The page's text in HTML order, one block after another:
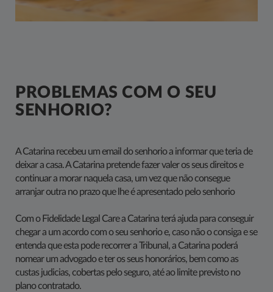
PROBLEMAS COM O SEU
SENHORIO?
A Catarina recebeu um email do senhorio a informar que teria de
deixar a casa. A Catarina pretende fazer valer os seus direitos e
continuar a morar naquela casa, um vez que não consegue
arranjar outra no prazo que lhe é apresentado pelo senhorio
Com o Fidelidade Legal Care a Catarina terá ajuda para conseguir
chegar a um acordo com o seu senhorio e, caso não o consiga e se
entenda que esta pode recorrer a Tribunal, a Catarina poderá
nomear um advogado e ter os seus honorários, bem como as
custas judicias, cobertas pelo seguro, até ao limite previsto no
plano contratado.